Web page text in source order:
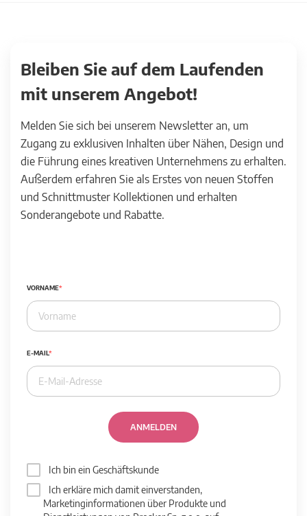
Bleiben Sie auf dem Laufenden
mit unserem Angebot!
Melden Sie sich bei unserem Newsletter an, um
Zugang zu exklusiven Inhalten über Nähen, Design und
die Führung eines kreativen Unternehmens zu erhalten.
Außerdem erfahren Sie als Erstes von neuen Stoffen
und Schnittmuster Kollektionen und erhalten
Sonderangebote und Rabatte.
VORNAME
E-MAIL
ANMELDEN
Ich bin ein Geschäftskunde
Ich erkläre mich damit einverstanden,
Marketinginformationen über Produkte und